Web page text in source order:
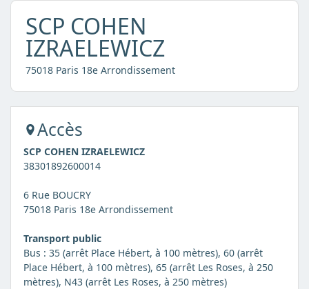
SCP COHEN
IZRAELEWICZ
75018 Paris 18e Arrondissement
Accès
SCP COHEN IZRAELEWICZ
38301892600014
6 Rue BOUCRY
75018 Paris 18e Arrondissement
Transport public
Bus : 35 (arrêt Place Hébert, à 100 mètres), 60 (arrêt
Place Hébert, à 100 mètres), 65 (arrêt Les Roses, à 250
mètres), N43 (arrêt Les Roses, à 250 mètres)